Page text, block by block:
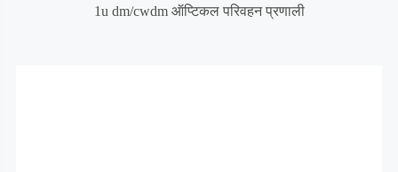
1u dm/cwdm ऑप्टिकल परिवहन प्रणाली